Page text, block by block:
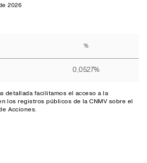
2026
%
0,0527%
detallada facilitamos el accesoa la
los registros públicos de la CNMV sobre el
Acciones.